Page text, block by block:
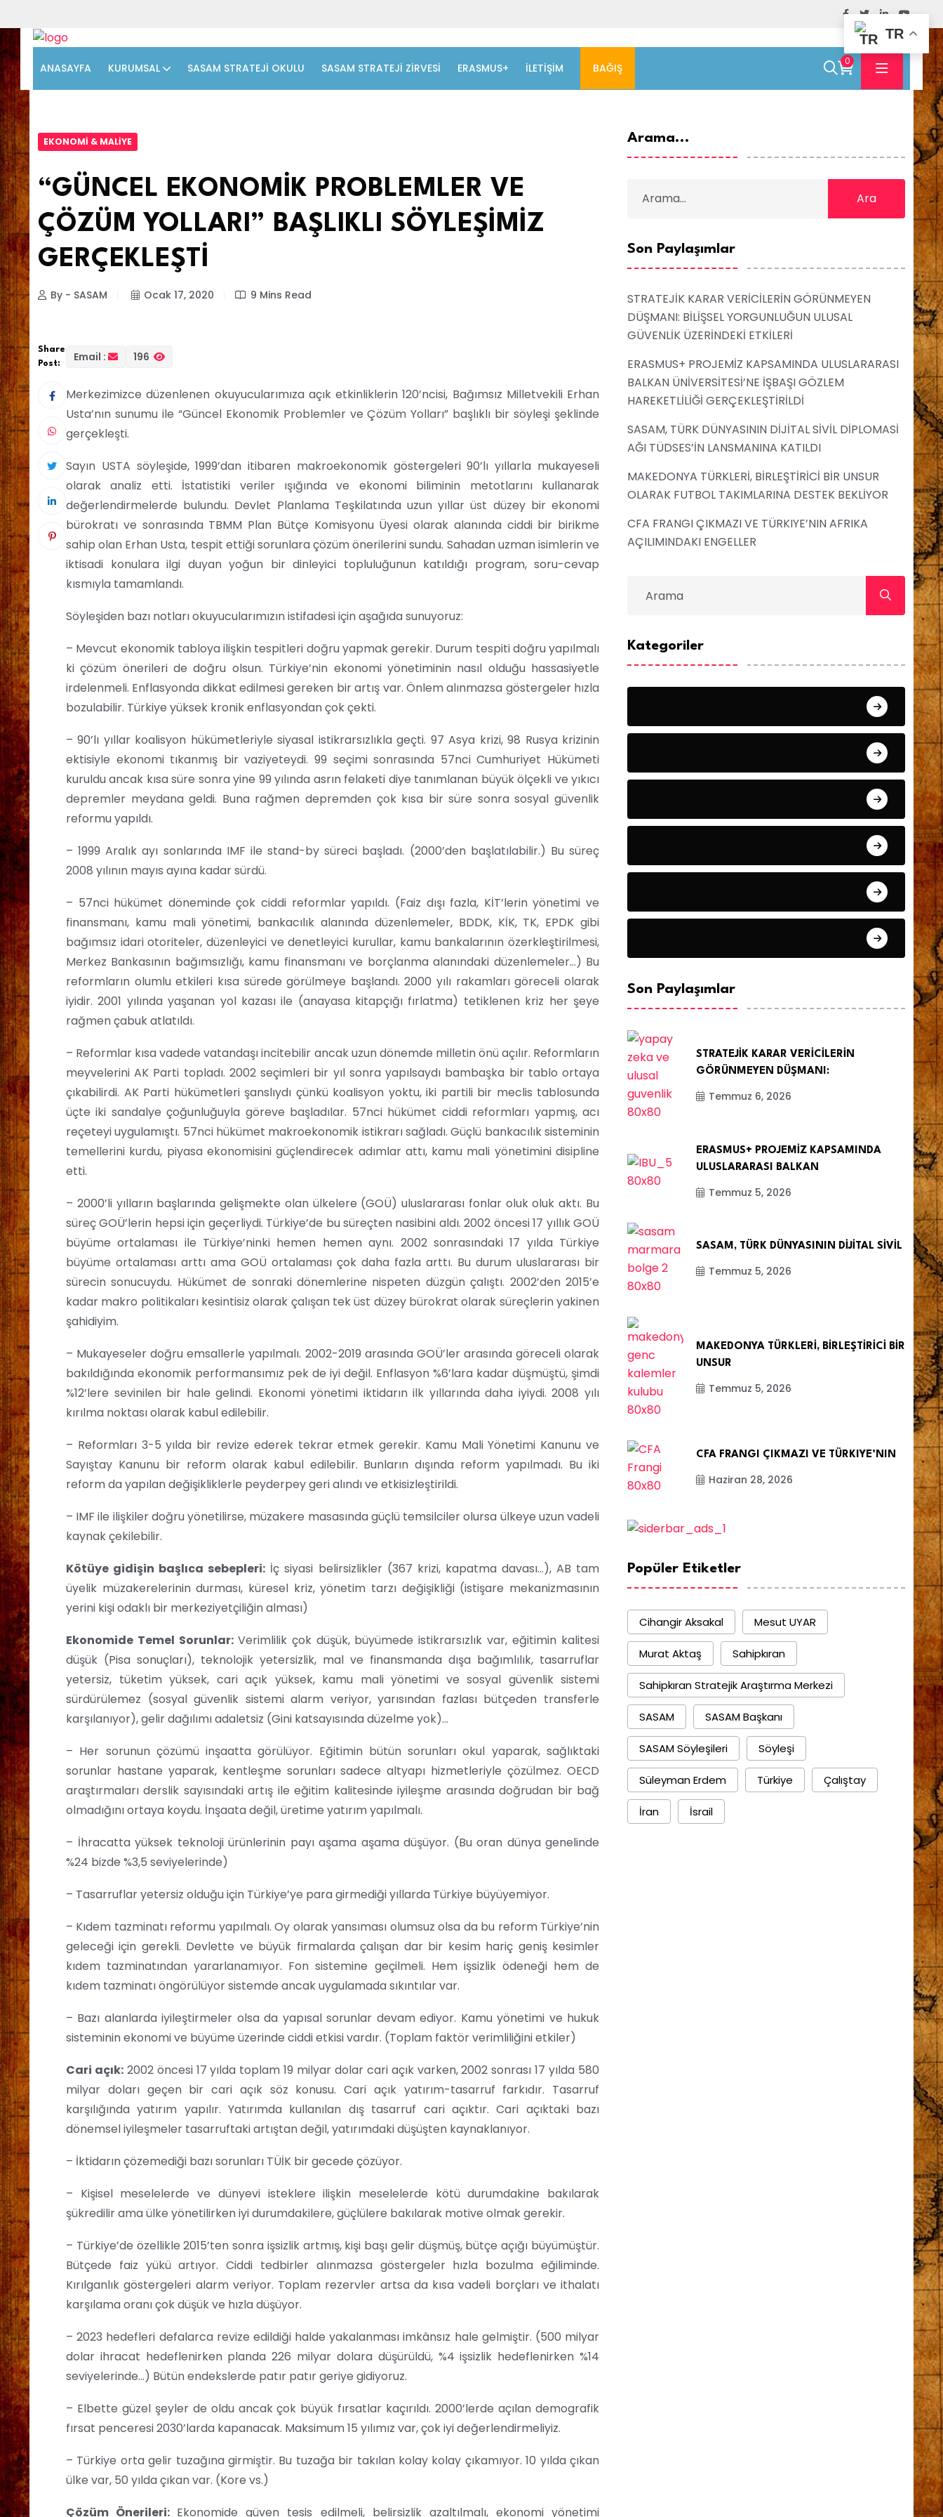
ANASAYFA KURUMSAL SASAM STRATEJİ OKULU SASAM STRATEJİ ZİRVESİ ERASMUS+ İLETIŞIM BAĞIŞ 0
EKONOMI & MALIYE
“GÜNCEL EKONOMİK PROBLEMLER VE
ÇÖZÜM YOLLARI” BAŞLIKLI SÖYLEŞİMİZ
GERÇEKLEŞTİ
By - SASAM Ocak 17, 2020 9 Mins Read
Share
Post:
Email : 196
Merkezimizce düzenlenen okuyucularımıza açık etkinliklerin 120’ncisi, Bağımsız Milletvekili Erhan
Usta’nın sunumu ile “Güncel Ekonomik Problemler ve Çözüm Yolları” başlıklı bir söyleşi şeklinde
gerçekleşti.
Sayın USTA söyleşide, 1999’dan itibaren makroekonomik göstergeleri 90’lı yıllarla mukayeseli
olarak analiz etti. İstatistiki veriler ışığında ve ekonomi biliminin metotlarını kullanarak
değerlendirmelerde bulundu. Devlet Planlama Teşkilatında uzun yıllar üst düzey bir ekonomi
bürokratı ve sonrasında TBMM Plan Bütçe Komisyonu Üyesi olarak alanında ciddi bir birikme
sahip olan Erhan Usta, tespit ettiği sorunlara çözüm önerilerini sundu. Sahadan uzman isimlerin ve
iktisadi konulara ilgi duyan yoğun bir dinleyici topluluğunun katıldığı program, soru-cevap
kısmıyla tamamlandı.
Söyleşiden bazı notları okuyucularımızın istifadesi için aşağıda sunuyoruz:
– Mevcut ekonomik tabloya ilişkin tespitleri doğru yapmak gerekir. Durum tespiti doğru yapılmalı
ki çözüm önerileri de doğru olsun. Türkiye’nin ekonomi yönetiminin nasıl olduğu hassasiyetle
irdelenmeli. Enflasyonda dikkat edilmesi gereken bir artış var. Önlem alınmazsa göstergeler hızla
bozulabilir. Türkiye yüksek kronik enflasyondan çok çekti.
– 90’lı yıllar koalisyon hükümetleriyle siyasal istikrarsızlıkla geçti. 97 Asya krizi, 98 Rusya krizinin
ektisiyle ekonomi tıkanmış bir vaziyeteydi. 99 seçimi sonrasında 57nci Cumhuriyet Hükümeti
kuruldu ancak kısa süre sonra yine 99 yılında asrın felaketi diye tanımlanan büyük ölçekli ve yıkıcı
depremler meydana geldi. Buna rağmen depremden çok kısa bir süre sonra sosyal güvenlik
reformu yapıldı.
– 1999 Aralık ayı sonlarında IMF ile stand-by süreci başladı. (2000’den başlatılabilir.) Bu süreç
2008 yılının mayıs ayına kadar sürdü.
– 57nci hükümet döneminde çok ciddi reformlar yapıldı. (Faiz dışı fazla, KİT’lerin yönetimi ve
finansmanı, kamu mali yönetimi, bankacılık alanında düzenlemeler, BDDK, KİK, TK, EPDK gibi
bağımsız idari otoriteler, düzenleyici ve denetleyici kurullar, kamu bankalarının özerkleştirilmesi,
Merkez Bankasının bağımsızlığı, kamu finansmanı ve borçlanma alanındaki düzenlemeler…) Bu
reformların olumlu etkileri kısa sürede görülmeye başlandı. 2000 yılı rakamları göreceli olarak
iyidir. 2001 yılında yaşanan yol kazası ile (anayasa kitapçığı fırlatma) tetiklenen kriz her şeye
rağmen çabuk atlatıldı.
– Reformlar kısa vadede vatandaşı incitebilir ancak uzun dönemde milletin önü açılır. Reformların
meyvelerini AK Parti topladı. 2002 seçimleri bir yıl sonra yapılsaydı bambaşka bir tablo ortaya
çıkabilirdi. AK Parti hükümetleri şanslıydı çünkü koalisyon yoktu, iki partili bir meclis tablosunda
üçte iki sandalye çoğunluğuyla göreve başladılar. 57nci hükümet ciddi reformları yapmış, acı
reçeteyi uygulamıştı. 57nci hükümet makroekonomik istikrarı sağladı. Güçlü bankacılık sisteminin
temellerini kurdu, piyasa ekonomisini güçlendirecek adımlar attı, kamu mali yönetimini disipline
etti.
– 2000’li yılların başlarında gelişmekte olan ülkelere (GOÜ) uluslararası fonlar oluk oluk aktı. Bu
süreç GOÜ’lerin hepsi için geçerliydi. Türkiye’de bu süreçten nasibini aldı. 2002 öncesi 17 yıllık GOÜ
büyüme ortalaması ile Türkiye’ninki hemen hemen aynı. 2002 sonrasındaki 17 yılda Türkiye
büyüme ortalaması arttı ama GOÜ ortalaması çok daha fazla arttı. Bu durum uluslararası bir
sürecin sonucuydu. Hükümet de sonraki dönemlerine nispeten düzgün çalıştı. 2002’den 2015’e
kadar makro politikaları kesintisiz olarak çalışan tek üst düzey bürokrat olarak süreçlerin yakinen
şahidiyim.
– Mukayeseler doğru emsallerle yapılmalı. 2002-2019 arasında GOÜ’ler arasında göreceli olarak
bakıldığında ekonomik performansımız pek de iyi değil. Enflasyon %6’lara kadar düşmüştü, şimdi
%12’lere sevinilen bir hale gelindi. Ekonomi yönetimi iktidarın ilk yıllarında daha iyiydi. 2008 yılı
kırılma noktası olarak kabul edilebilir.
– Reformları 3-5 yılda bir revize ederek tekrar etmek gerekir. Kamu Mali Yönetimi Kanunu ve
Sayıştay Kanunu bir reform olarak kabul edilebilir. Bunların dışında reform yapılmadı. Bu iki
reform da yapılan değişikliklerle peyderpey geri alındı ve etkisizleştirildi.
– IMF ile ilişkiler doğru yönetilirse, müzakere masasında güçlü temsilciler olursa ülkeye uzun vadeli
kaynak çekilebilir.
Kötüye gidişin başlıca sebepleri: İç siyasi belirsizlikler (367 krizi, kapatma davası…), AB tam
üyelik müzakerelerinin durması, küresel kriz, yönetim tarzı değişikliği (istişare mekanizmasının
yerini kişi odaklı bir merkeziyetçiliğin alması)
Ekonomide Temel Sorunlar: Verimlilik çok düşük, büyümede istikrarsızlık var, eğitimin kalitesi
düşük (Pisa sonuçları), teknolojik yetersizlik, mal ve finansmanda dışa bağımlılık, tasarruflar
yetersiz, tüketim yüksek, cari açık yüksek, kamu mali yönetimi ve sosyal güvenlik sistemi
sürdürülemez (sosyal güvenlik sistemi alarm veriyor, yarısından fazlası bütçeden transferle
karşılanıyor), gelir dağılımı adaletsiz (Gini katsayısında düzelme yok)…
– Her sorunun çözümü inşaatta görülüyor. Eğitimin bütün sorunları okul yaparak, sağlıktaki
sorunlar hastane yaparak, kentleşme sorunları sadece altyapı hizmetleriyle çözülmez. OECD
araştırmaları derslik sayısındaki artış ile eğitim kalitesinde iyileşme arasında doğrudan bir bağ
olmadığını ortaya koydu. İnşaata değil, üretime yatırım yapılmalı.
– İhracatta yüksek teknoloji ürünlerinin payı aşama aşama düşüyor. (Bu oran dünya genelinde
%24 bizde %3,5 seviyelerinde)
– Tasarruflar yetersiz olduğu için Türkiye’ye para girmediği yıllarda Türkiye büyüyemiyor.
– Kıdem tazminatı reformu yapılmalı. Oy olarak yansıması olumsuz olsa da bu reform Türkiye’nin
geleceği için gerekli. Devlette ve büyük firmalarda çalışan dar bir kesim hariç geniş kesimler
kıdem tazminatından yararlanamıyor. Fon sistemine geçilmeli. Hem işsizlik ödeneği hem de
kıdem tazminatı öngörülüyor sistemde ancak uygulamada sıkıntılar var.
– Bazı alanlarda iyileştirmeler olsa da yapısal sorunlar devam ediyor. Kamu yönetimi ve hukuk
sisteminin ekonomi ve büyüme üzerinde ciddi etkisi vardır. (Toplam faktör verimliliğini etkiler)
Cari açık:2002 öncesi 17 yılda toplam 19 milyar dolar cari açık varken, 2002 sonrası 17 yılda 580
milyar doları geçen bir cari açık söz konusu. Cari açık yatırım-tasarruf farkıdır. Tasarruf
karşılığında yatırım yapılır. Yatırımda kullanılan dış tasarruf cari açıktır. Cari açıktaki bazı
dönemsel iyileşmeler tasarruftaki artıştan değil, yatırımdaki düşüşten kaynaklanıyor.
– İktidarın çözemediği bazı sorunları TÜİK bir gecede çözüyor.
– Kişisel meselelerde ve dünyevi isteklere ilişkin meselelerde kötü durumdakine bakılarak
şükredilir ama ülke yönetilirken iyi durumdakilere, güçlülere bakılarak motive olmak gerekir.
– Türkiye’de özellikle 2015’ten sonra işsizlik artmış, kişi başı gelir düşmüş, bütçe açığı büyümüştür.
Bütçede faiz yükü artıyor. Ciddi tedbirler alınmazsa göstergeler hızla bozulma eğiliminde.
Kırılganlık göstergeleri alarm veriyor. Toplam rezervler artsa da kısa vadeli borçları ve ithalatı
karşılama oranı çok düşük ve hızla düşüyor.
– 2023 hedefleri defalarca revize edildiği halde yakalanması imkânsız hale gelmiştir. (500 milyar
dolar ihracat hedeflenirken planda 226 milyar dolara düşürüldü, %4 işsizlik hedeflenirken %14
seviyelerinde…) Bütün endekslerde patır patır geriye gidiyoruz.
– Elbette güzel şeyler de oldu ancak çok büyük fırsatlar kaçırıldı. 2000’lerde açılan demografik
fırsat penceresi 2030’larda kapanacak. Maksimum 15 yılımız var, çok iyi değerlendirmeliyiz.
– Türkiye orta gelir tuzağına girmiştir. Bu tuzağa bir takılan kolay kolay çıkamıyor. 10 yılda çıkan
ülke var, 50 yılda çıkan var. (Kore vs.)
Çözüm Önerileri: Ekonomide güven tesis edilmeli, belirsizlik azaltılmalı, ekonomi yönetimi
Arama...
Ara
Son Paylaşımlar
STRATEJİK KARAR VERİCİLERİN GÖRÜNMEYEN
DÜŞMANI: BİLİŞSEL YORGUNLUĞUN ULUSAL
GÜVENLİK ÜZERİNDEKİ ETKİLERİ
ERASMUS+ PROJEMİZ KAPSAMINDA ULUSLARARASI
BALKAN ÜNİVERSİTESİ’NE İŞBAŞI GÖZLEM
HAREKETLİLİĞİ GERÇEKLEŞTİRİLDİ
SASAM, TÜRK DÜNYASININ DİJİTAL SİVİL DİPLOMASİ
AĞI TÜDSES’İN LANSMANINA KATILDI
MAKEDONYA TÜRKLERİ, BİRLEŞTİRİCİ BİR UNSUR
OLARAK FUTBOL TAKIMLARINA DESTEK BEKLİYOR
CFA FRANGI ÇIKMAZI VE TÜRKIYE’NIN AFRIKA
AÇILIMINDAKI ENGELLER
Kategoriler
Son Paylaşımlar
STRATEJİK KARAR VERİCİLERİN
GÖRÜNMEYEN DÜŞMANI:
Temmuz 6, 2026
ERASMUS+ PROJEMİZ KAPSAMINDA
ULUSLARARASI BALKAN
Temmuz 5, 2026
SASAM, TÜRK DÜNYASININ DİJİTAL SİVİL
Temmuz 5, 2026
MAKEDONYA TÜRKLERİ, BİRLEŞTİRİCİ BİR
UNSUR
Temmuz 5, 2026
CFA FRANGI ÇIKMAZI VE TÜRKIYE’NIN
Haziran 28, 2026
Popüler Etiketler
Cihangir Aksakal Mesut UYAR
Murat Aktaş Sahipkıran
Sahipkıran Stratejik Araştırma Merkezi
SASAM SASAM Başkanı
SASAM Söyleşileri Söyleşi
Süleyman Erdem Türkiye Çalıştay
İran İsrail
TR